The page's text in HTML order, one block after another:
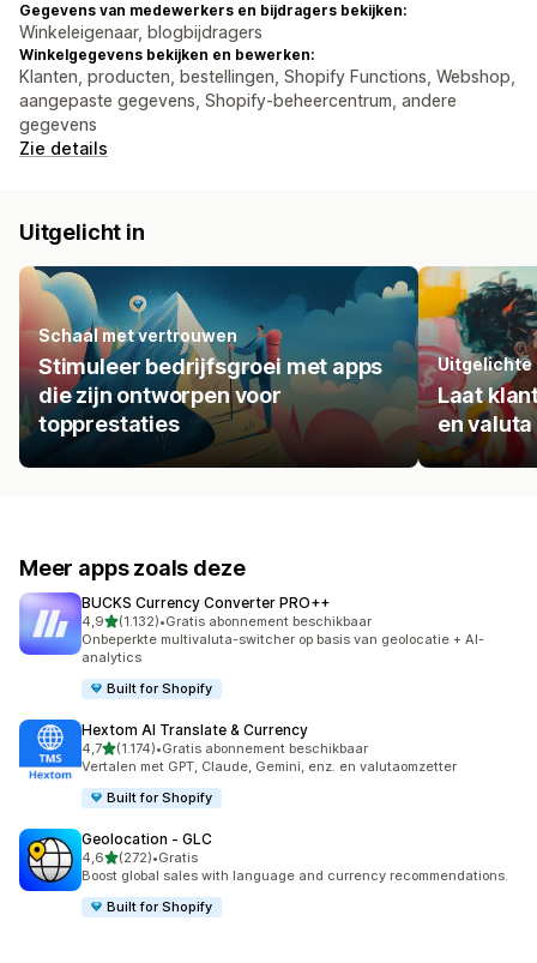
Gegevens van medewerkers en bijdragers bekijken:
Winkeleigenaar, blogbijdragers
Winkelgegevens bekijken en bewerken:
Klanten, producten, bestellingen, Shopify Functions, Webshop,
aangepaste gegevens, Shopify-beheercentrum, andere
gegevens
Zie details
Uitgelicht in
Schaal met vertrouwen
Stimuleer bedrijfsgroei met apps
die zijn ontworpen voor
topprestaties
Uitgelichte
Laat
en valuta
Meer apps zoals deze
BUCKS Currency Converter PRO++
4,9van 5 sterren
(1.132)
1132 recensies in totaal
•Gratis abonnement beschikbaar
Onbeperkte multivaluta-switcher op basis van geolocatie + AI-
analytics
Built for Shopify
Hextom AI Translate & Currency
4,7van 5 sterren
(1.174)
1174 recensies in totaal
•Gratis abonnement beschikbaar
Vertalen met GPT, Claude, Gemini, enz. en valutaomzetter
Built for Shopify
Geolocation ‑ GLC
4,6van 5 sterren
(272)
272 recensies in totaal
•Gratis
Boost global sales with language and currency recommendations.
Built for Shopify